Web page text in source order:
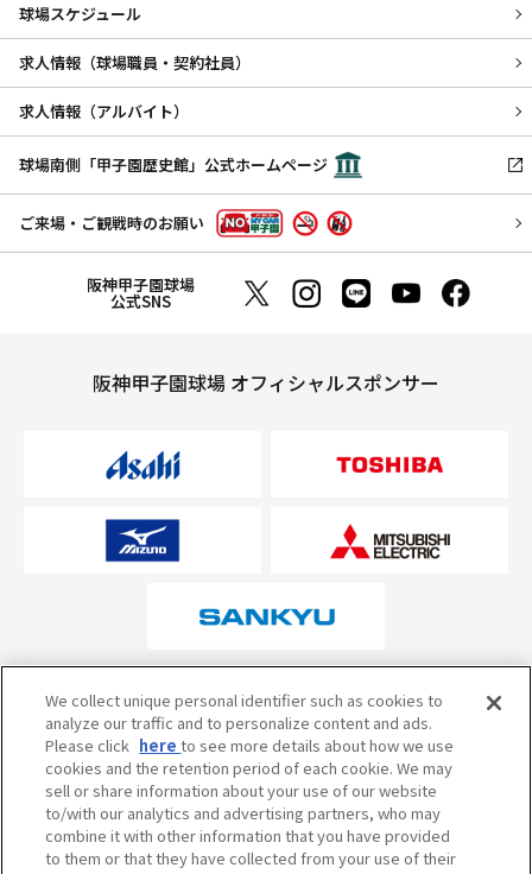
球場スケジュール
求人情報（球場職員・契約社員）
求人情報（アルバイト）
球場南側「甲子園歴史館」公式ホームページ
ご来場・ご観戦時のお願い
阪神甲子園球場
公式SNS
阪神甲子園球場 オフィシャルスポンサー
オフィシャルスポンサーについて
試合の予定・状況・結果のお問い合わせ
阪神甲子園球場テレフォンサービス
050-5527-2512
We collect unique personal identifier such as cookies to
analyze our traffic and to personalize content and ads.
Please click hereto see more details about how we use
cookies and the retention period of each cookie. We may
sell or share information about your use of our website
to/with our analytics and advertising partners, who may
combine it with other information that you have provided
to them or that they have collected from your use of their